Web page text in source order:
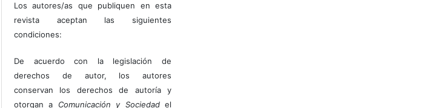
Los autores/as que publiquen en esta
revista aceptan las siguientes
condiciones:
De acuerdo con la legislación de
derechos de autor, los autores
conservan los derechos de autoría y
otorgan a Comunicación y Sociedadel